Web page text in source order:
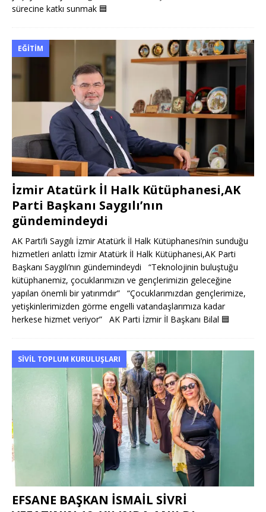
sürecine katkı sunmak 🟦
EĞITIM
İzmir Atatürk İl Halk Kütüphanesi,AK
Parti Başkanı Saygılı’nın
gündemindeydi
AK Parti’li Saygılı İzmir Atatürk İl Halk Kütüphanesi’nin sunduğu
hizmetleri anlattı İzmir Atatürk İl Halk Kütüphanesi,AK Parti
Başkanı Saygılı’nın gündemindeydi “Teknolojinin buluştuğu
kütüphanemiz, çocuklarımızın ve gençlerimizin geleceğine
yapılan önemli bir yatırımdır” “Çocuklarımızdan gençlerimize,
yetişkinlerimizden görme engelli vatandaşlarımıza kadar
herkese hizmet veriyor” AK Parti İzmir İl Başkanı Bilal 🟦
SIVIL TOPLUM KURULUŞLARI
EFSANE BAŞKAN İSMAİL SİVRİ